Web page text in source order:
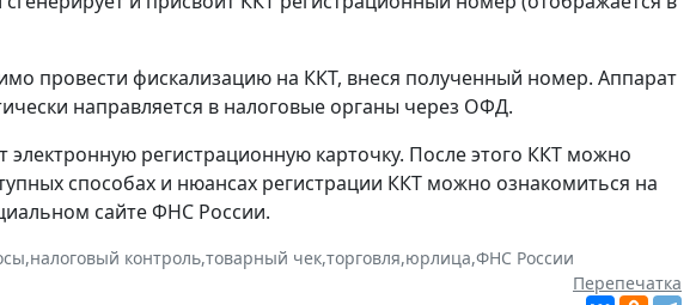
провести фискализацию на ККТ, внеся полученный номер. Аппарат
направляется в налоговые органы через ОФД.
регистрационную карточку. После этого ККТ можно
способах и нюансах регистрации ККТ можно ознакомиться на
сайте ФНС России.
,налоговый контроль,товарный чек,торговля,юрлица,ФНС России
Перепечатка